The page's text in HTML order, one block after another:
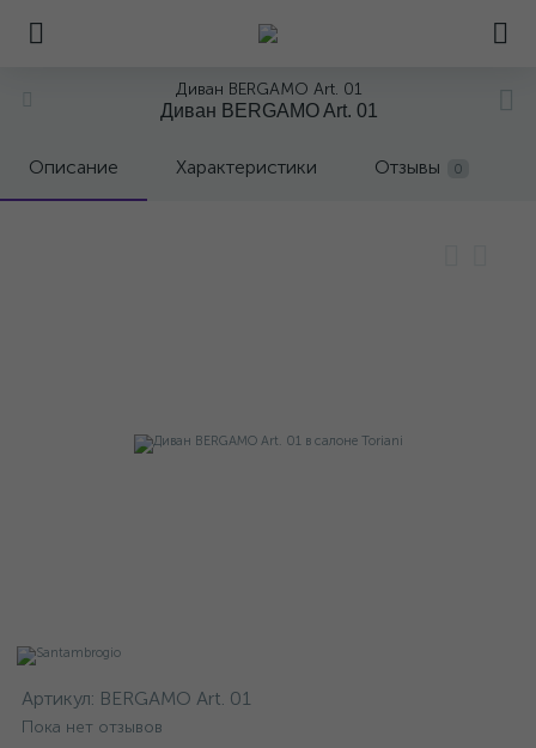
Диван BERGAMO Art. 01
Диван BERGAMO Art. 01
Описание Характеристики Отзывы 0
Артикул: BERGAMO Art. 01
Пока нет отзывов